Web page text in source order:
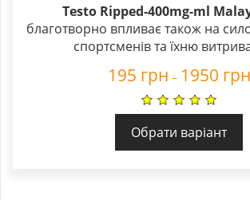
out of 5
Testo Ripped-400mg-ml
благотворно впливає також на
спортсменів та їхню
195 грн – 1950 грн
Обрати варіант